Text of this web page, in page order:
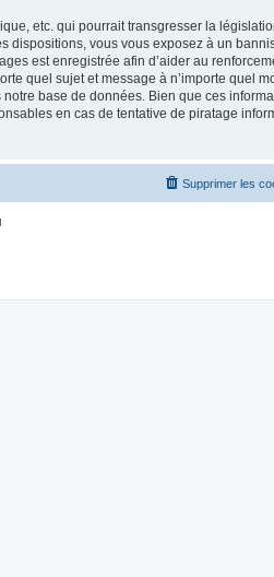
etc. qui pourrait transgresser la
vous vous exposez à un
est enregistrée afin d’aider au
quel sujet et message à n’importe quel
base de données. Bien que ces
en cas de tentative de piratage
Supprimer les